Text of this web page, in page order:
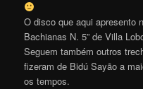
O disco que aqui apresento
Bachianas N. 5” de Villa
Seguem também outros
fizeram de Bidú Sayão a
os tempos.